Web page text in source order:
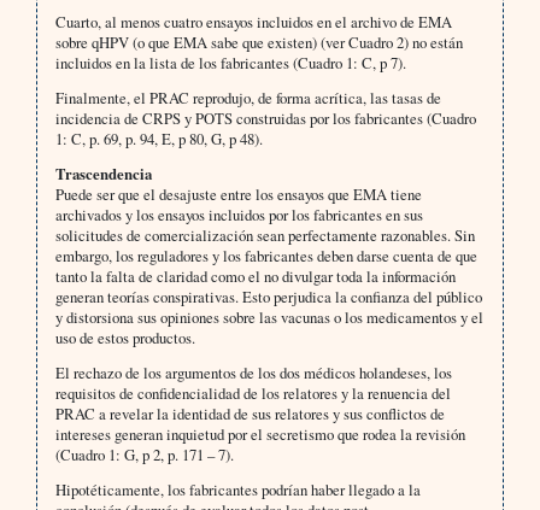
Cuarto, al menos cuatro ensayos incluidos en el archivo de EMA
sobre qHPV (o que EMA sabe que existen) (ver Cuadro 2) no están
incluidos en la lista de los fabricantes (Cuadro 1: C, p 7).
Finalmente, el PRAC reprodujo, de forma acrítica, las tasas de
incidencia de CRPS y POTS construidas por los fabricantes (Cuadro
1: C, p. 69, p. 94, E, p 80, G, p 48).
Trascendencia
Puede ser que el desajuste entre los ensayos que EMA tiene
archivados y los ensayos incluidos por los fabricantes en sus
solicitudes de comercialización sean perfectamente razonables. Sin
embargo, los reguladores y los fabricantes deben darse cuenta de que
tanto la falta de claridad como el no divulgar toda la información
generan teorías conspirativas. Esto perjudica la confianza del público
y distorsiona sus opiniones sobre las vacunas o los medicamentos y el
uso de estos productos.
El rechazo de los argumentos de los dos médicos holandeses, los
requisitos de confidencialidad de los relatores y la renuencia del
PRAC a revelar la identidad de sus relatores y sus conflictos de
intereses generan inquietud por el secretismo que rodea la revisión
(Cuadro 1: G, p 2, p. 171 – 7).
Hipotéticamente, los fabricantes podrían haber llegado a la